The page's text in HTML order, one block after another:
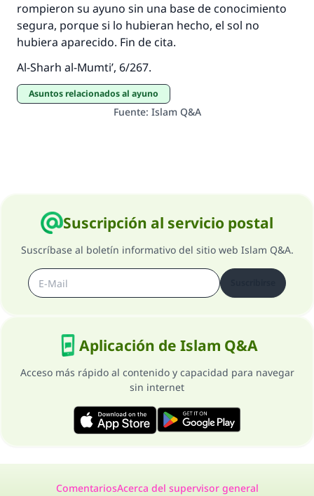
rompieron su ayuno sin una base de conocimiento
segura, porque si lo hubieran hecho, el sol no
hubiera aparecido. Fin de cita.
Al-Sharh al-Mumti’, 6/267.
Asuntos relacionados al ayuno
Fuente: Islam Q&A
Suscripción al servicio postal
Suscríbase al boletín informativo del sitio web Islam Q&A.
Aplicación de Islam Q&A
Acceso más rápido al contenido y capacidad para navegar
sin internet
ComentariosAcerca del supervisor general